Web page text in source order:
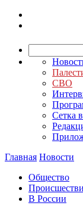
СВО
Сетка
Главная Новости
Общество
В России